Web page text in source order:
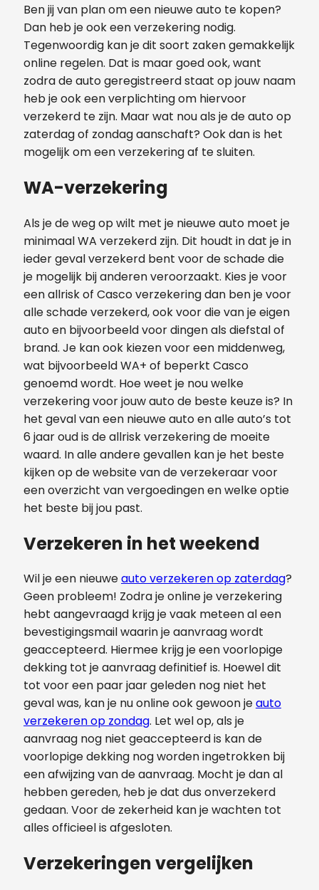
Ben jij van plan om een nieuwe auto te kopen?
Dan heb je ook een verzekering nodig.
Tegenwoordig kan je dit soort zaken gemakkelijk
online regelen. Dat is maar goed ook, want
zodra de auto geregistreerd staat op jouw naam
heb je ook een verplichting om hiervoor
verzekerd te zijn. Maar wat nou als je de auto op
zaterdag of zondag aanschaft? Ook dan is het
mogelijk om een verzekering af te sluiten.
WA-verzekering
Als je de weg op wilt met je nieuwe auto moet je
minimaal WA verzekerd zijn. Dit houdt in dat je in
ieder geval verzekerd bent voor de schade die
je mogelijk bij anderen veroorzaakt. Kies je voor
een allrisk of Casco verzekering dan ben je voor
alle schade verzekerd, ook voor die van je eigen
auto en bijvoorbeeld voor dingen als diefstal of
brand. Je kan ook kiezen voor een middenweg,
wat bijvoorbeeld WA+ of beperkt Casco
genoemd wordt. Hoe weet je nou welke
verzekering voor jouw auto de beste keuze is? In
het geval van een nieuwe auto en alle auto’s tot
6 jaar oud is de allrisk verzekering de moeite
waard. In alle andere gevallen kan je het beste
kijken op de website van de verzekeraar voor
een overzicht van vergoedingen en welke optie
het beste bij jou past.
Verzekeren in het weekend
Wil je een nieuweauto verzekeren op zaterdag?
Geen probleem! Zodra je online je verzekering
hebt aangevraagd krijg je vaak meteen al een
bevestigingsmail waarin je aanvraag wordt
geaccepteerd. Hiermee krijg je een voorlopige
dekking tot je aanvraag definitief is. Hoewel dit
tot voor een paar jaar geleden nog niet het
geval was, kan je nu online ook gewoon jeauto
verzekeren op zondag. Let wel op, als je
aanvraag nog niet geaccepteerd is kan de
voorlopige dekking nog worden ingetrokken bij
een afwijzing van de aanvraag. Mocht je dan al
hebben gereden, heb je dat dus onverzekerd
gedaan. Voor de zekerheid kan je wachten tot
alles officieel is afgesloten.
Verzekeringen vergelijken